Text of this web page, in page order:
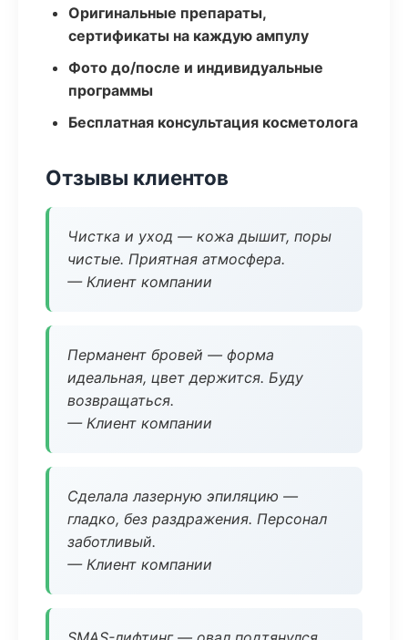
Оригинальные препараты,
сертификаты на каждую ампулу
Фото до/после и индивидуальные
программы
Бесплатная консультация косметолога
Отзывы клиентов
Чистка и уход — кожа дышит, поры
чистые. Приятная атмосфера.
— Клиент компании
Перманент бровей — форма
идеальная, цвет держится. Буду
возвращаться.
— Клиент компании
Сделала лазерную эпиляцию —
гладко, без раздражения. Персонал
заботливый.
— Клиент компании